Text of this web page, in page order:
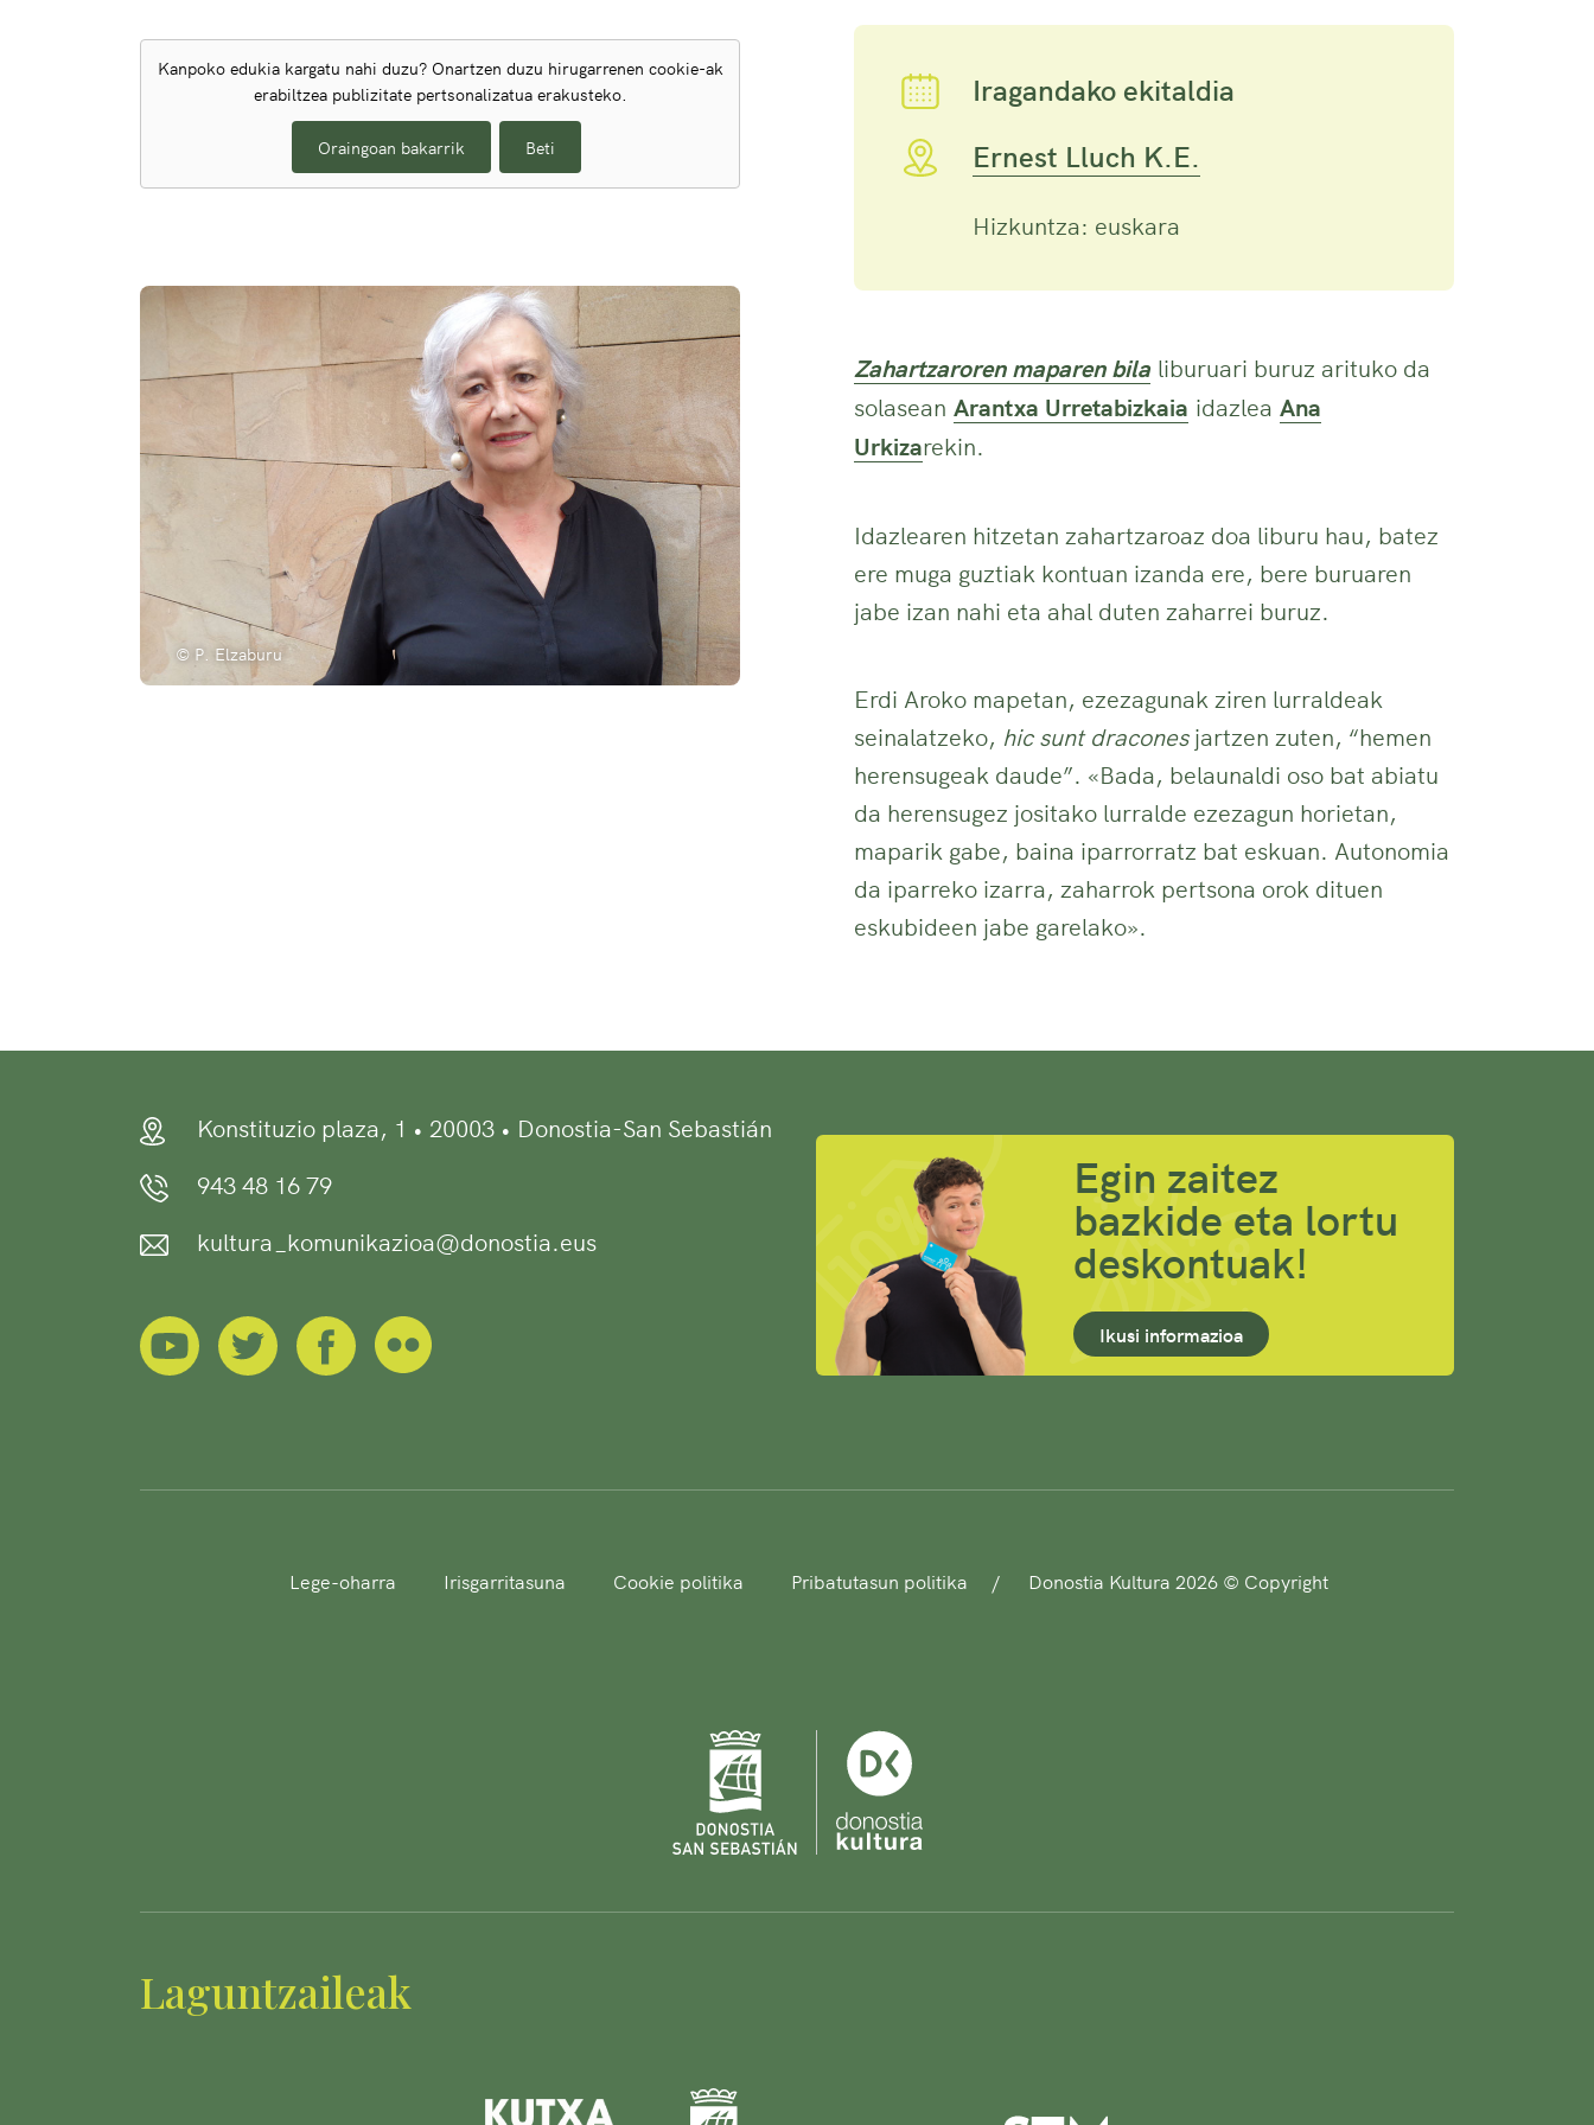
Kanpoko edukia kargatu nahi duzu? Onartzen duzu hirugarrenen cookie-ak
erabiltzea publizitate pertsonalizatua erakusteko.
Oraingoan bakarrik Beti
© P. Elzaburu
Iragandako ekitaldia
Ernest Lluch K.E.
Hizkuntza: euskara
Zahartzaroren maparen bila liburuari buruz arituko da
solasean Arantxa Urretabizkaia idazlea Ana
Urkizarekin.
Idazlearen hitzetan zahartzaroaz doa liburu hau, batez
ere muga guztiak kontuan izanda ere, bere buruaren
jabe izan nahi eta ahal duten zaharrei buruz.
Erdi Aroko mapetan, ezezagunak ziren lurraldeak
seinalatzeko, hic sunt draconesjartzen zuten, “hemen
herensugeak daude”. «Bada, belaunaldi oso bat abiatu
da herensugez jositako lurralde ezezagun horietan,
maparik gabe, baina iparrorratz bat eskuan. Autonomia
da iparreko izarra, zaharrok pertsona orok dituen
eskubideen jabe garelako».
Konstituzio plaza, 1 • 20003 • Donostia-San Sebastián
943 48 16 79
kultura_komunikazioa@donostia.eus
Egin zaitez
bazkide eta lortu
deskontuak!
Ikusi informazioa
Lege-oharra Irisgarritasuna Cookie politika Pribatutasun politika Donostia Kultura 2026 © Copyright
Laguntzaileak